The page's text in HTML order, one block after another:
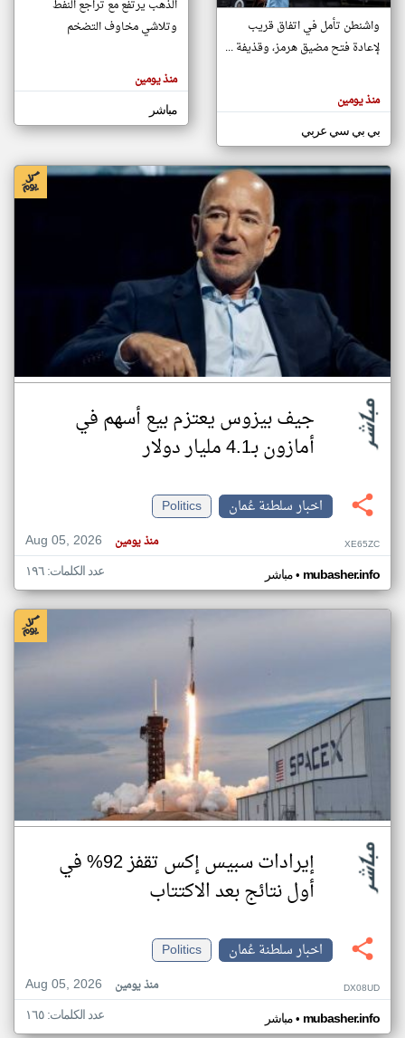
مصادر الأخبار من سلطنة عُمان
اخبار سلطنة عُمان على مدار الساعة
أهم اخبار سلطنة عُمان العاجلة والمباشرة
المقالات
الموجوده
هنا عن
كاتبيها.
واشنطن تأمل في اتفاق قريب
لإعادة فتح مضيق هرمز، وقذيفة ...
منذ يومين
بي بي سي عربي
الذهب يرتفع مع تراجع النفط
وتلاشي مخاوف التضخم
منذ يومين
مباشر
جيف بيزوس يعتزم بيع أسهم في
أمازون بـ4.1 مليار دولار
اخبار سلطنة عُمان
Politics
Aug 05, 2026
منذ يومين XE65ZC
مباشر• mubasher.info عدد الكلمات: ١٩٦
إيرادات سبيس إكس تقفز 92% في
أول نتائج بعد الاكتتاب
اخبار سلطنة عُمان
Politics
Aug 05, 2026
منذ يومين DX08UD
مباشر• mubasher.info عدد الكلمات: ١٦٥
klyoum.com